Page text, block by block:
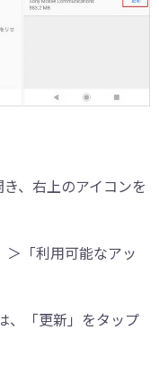
、右上のアイコンを
＞「利用可能なアッ
、「更新」をタップ